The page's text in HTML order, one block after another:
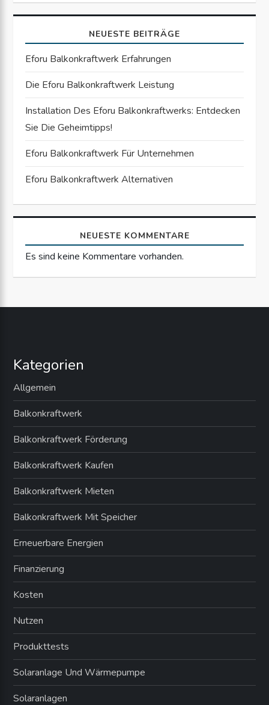
s
n
a
v
i
g
a
t
i
o
NEUESTE BEITRÄGE
Eforu Balkonkraftwerk Erfahrungen
Die Eforu Balkonkraftwerk Leistung
Installation Des Eforu Balkonkraftwerks: Entdecken
Sie Die Geheimtipps!
Eforu Balkonkraftwerk Für Unternehmen
Eforu Balkonkraftwerk Alternativen
NEUESTE KOMMENTARE
Es sind keine Kommentare vorhanden.
Kategorien
Allgemein
Balkonkraftwerk
Balkonkraftwerk Förderung
Balkonkraftwerk Kaufen
Balkonkraftwerk Mieten
Balkonkraftwerk Mit Speicher
Erneuerbare Energien
Finanzierung
Kosten
Nutzen
Produkttests
Solaranlage Und Wärmepumpe
Solaranlagen